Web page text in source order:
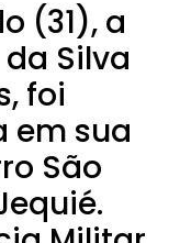
(31), a
Silva
foi
em sua
São